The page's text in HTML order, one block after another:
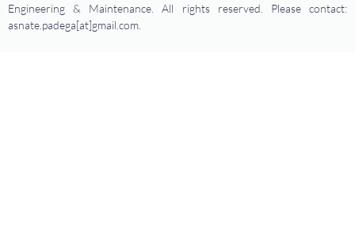
Engineering & Maintenance. All rights reserved. Please contact:
asnate.padega[at]gmail.com.